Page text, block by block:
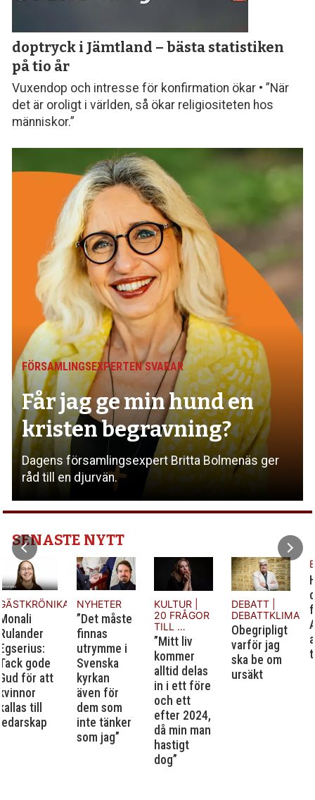
doptryck i Jämtland – bästa statistiken
på tio år
Vuxendop och intresse för konfirmation ökar • ”När
det är oroligt i världen, så ökar religiositeten hos
människor.”
FÖRSAMLINGSEXPERTEN SVARAR
Får jag ge min hunden
kristen begravning?
Dagens församlings­expert Britta Bolmenäs ger
råd till en djurvän.
SENASTE NYTT
NYHETER
”Det måste
finnas
utrymme i
Svenska
kyrkan
även för
dem som
inte tänker
KULTUR |
20 FRÅGOR
TILL …
”Mitt liv
kommer
alltid delas
in i ett före
och ett
efter 2024,
då min man
hastigt
DEBATT |
DEBATTKLIMATET
Obegripligt
varför jag
ska be om
ursäkt
BIBELORDET
Hos var
och en
framträder
Anden så
att den blir
till nytta.